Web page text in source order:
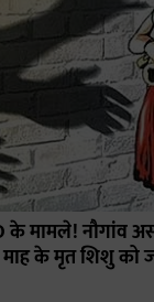
के मामले! नौगांव
के मृत शिशु को